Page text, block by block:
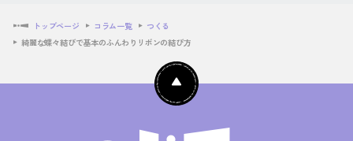
トップページ コラム一覧
つくる
綺麗な蝶々結びで基本のふんわりリボンの結び方